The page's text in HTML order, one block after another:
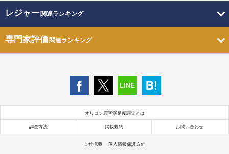
レジャー関連ランキング
専門家評価関連ランキング
オリコン顧客満足度調査とは
調査方法 掲載規約 お問い合わせ
会社概要 個人情報保護方針